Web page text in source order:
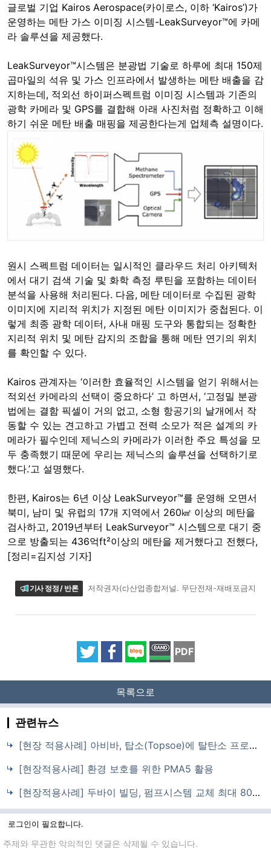
글로벌 기업 Kairos Aerospace(카이로스, 이하 ‘Kairos’)가
운영하는 메탄 가스 이미징 시스템-LeakSurveyor™에 카메
라 솔루션을 제공했다.
LeakSurveyor™시스템은 분광법 기술로 하루에 최대 150제
곱마일의 석유 및 가스 인프라에서 발생하는 메탄 배출을 감
지하는데, 적외선 하이퍼스펙트럼 이미징 시스템과 기존의
광학 카메라 및 GPS를 결합해 아래 사진처럼 정확하고 이해
하기 쉬운 메탄 배출 매핑을 제공한다는게 업체측 설명이다.
원시 스펙트럼 데이터는 일시적인 클라우드 처리 아키텍처
에서 대기 검색 기술 및 화학 측정 루틴을 포함하는 데이터
분석을 사용해 처리된다. 다음, 메탄 데이터로 수집된 광학
이미지에 지리적 위치가 지정된 메탄 이미지가 중첩된다. 이
렇게 최종 광학 데이터, 사내 매핑 도구와 통합되는 정확한
지리적 위치 및 메탄 감지의 조합을 통해 메탄 연기의 위치
를 확인할 수 있다.
Kairos 관계자는 ‘이러한 효율적인 시스템을 얻기 위해서는
적외선 카메라의 선택이 중요하다’ 고 하면서, ‘고정밀 분광
법에는 결함 픽셀이 거의 없고, 소형 항공기의 날개에서 작
동할 수 있는 견고하고 가볍고 전력 소모가 적은 설계의 카
메라가 필수인데 제닉스의 카메라가 이러한 주요 특성을 모
두 충족했기 때문에 우리는 제닉스의 솔루션을 선택하기로
했다.’고 설명했다.
한편, Kairos는 6년 이상 LeakSurveyor™를 운영해 오면서
북미, 남미 및 유럽의 17개 지역에서 260㎢ 이상의 메탄을
검사하고, 2019년부터 LeakSurveyor™ 시스템으로 대기 중
으로 방출되는 436억ft²이상의 메탄을 제거했다고 전했다,
[정리=김지성 기자]
기사 정정 / 반론 저작권자(c)산업종합저널. 무단전재-재배포금지
PDF
목록으로
관련뉴스
[현장 적용사례] 아비바, 탑소(Topsoe)에 탈탄소 프로세스 시뮬레이션 지원
[현장적용사례] 환경 보호를 위한 PMA5 활용
[현장적용사례] 두바이 빌딩, 펌프시스템 교체 최대 80% 에너지 절감 효과
로그인이 필요합니다.
글입력